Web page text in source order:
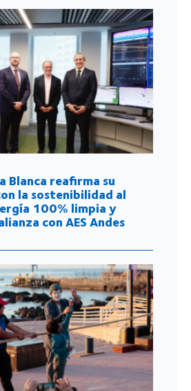
Blanca reafirma su
la sostenibilidad al
100% limpia y
con AES Andes